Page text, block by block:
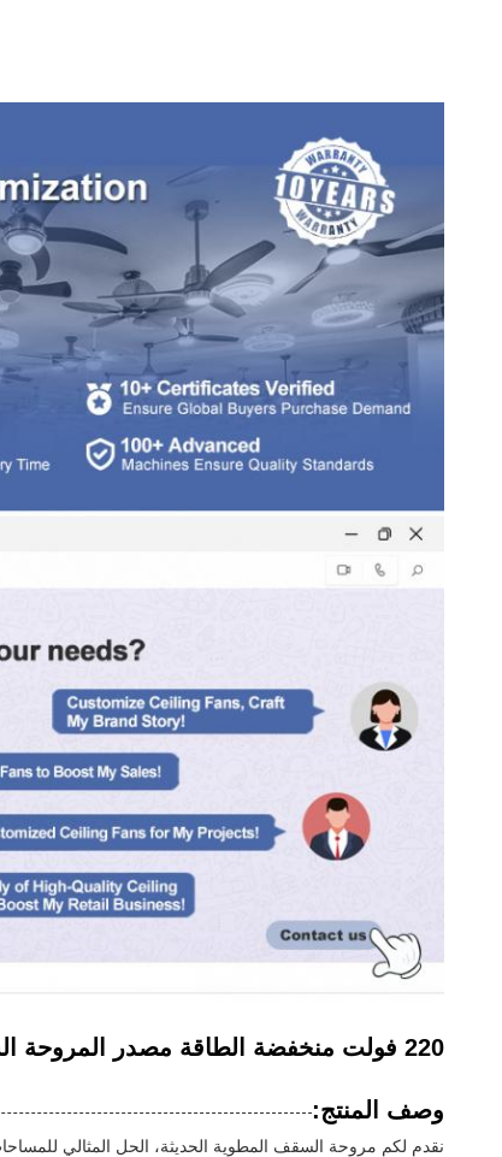
220 فولت منخفضة الطاقة مصدر المروحة السقفية توفير الطاقة شفرة مطوية حديثة
وصف المنتج:
نقدم لكم مروحة السقف المطوية الحديثة، الحل المثالي